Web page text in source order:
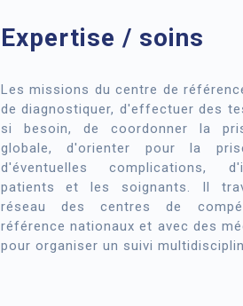
Expertise / soins
Les missions du centre de
de diagnostiquer, d'effectuer des
si besoin, de coordonner la
globale, d'orienter pour la
d'éventuelles complications,
patients et les soignants. Il
réseau des centres de
référence nationaux et avec des
pour organiser un suivi